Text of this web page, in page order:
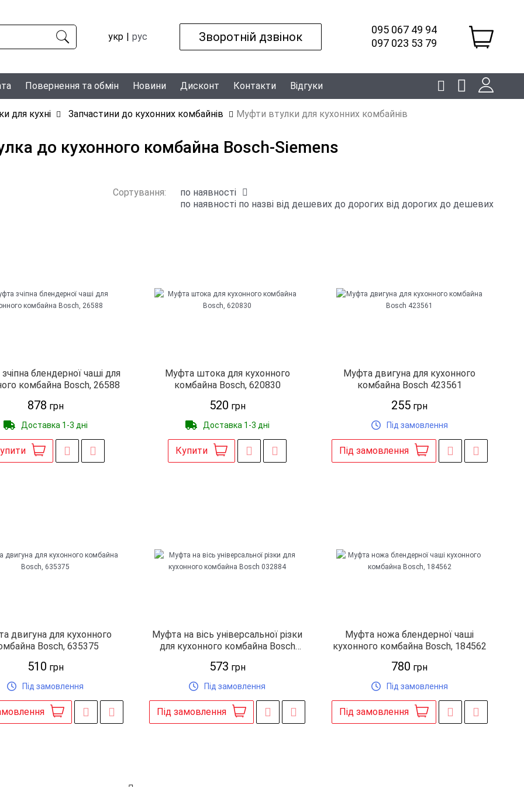
укр рус Зворотній дзвінок
095 067 49 94
097 023 53 79
Повернення та обмін Новини Дисконт Контакти Відгуки
для кухні Запчастини до кухонних комбайнів Муфти втулки для кухонних комбайнів
до кухонного комбайна Bosch-Siemens
Сортування:
по наявності
по наявності по назві від дешевих до дорогих від дорогих до дешевих
блендерної чаші для
комбайна Bosch, 26588
878 грн
Доставка 1-3 дні
Муфта штока для кухонного
комбайна Bosch, 620830
520 грн
Доставка 1-3 дні
Купити
Муфта двигуна для кухонного
комбайна Bosch 423561
255 грн
Під замовлення
Під замовлення
двигуна для кухонного
Bosch, 635375
510 грн
Під замовлення
Муфта на вісь універсальної різки
для кухонного комбайна Bosch
573 грн
Під замовлення
Під замовлення
Муфта ножа блендерної чаші
кухонного комбайна Bosch, 184562
780 грн
Під замовлення
Під замовлення